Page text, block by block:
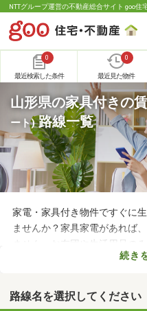
NTTグループ運営の不動産総合サイト goo住
0
最近検索した条件
0
最近見た物件
山形県の家具付きの
ート)路線一覧
家電・家具付き物件ですぐに
ませんか？家具家電があれば
ません。お布団や生活用品の
に始められます。ここでは、
見つけたら内見予約をしてみま
続き
路線名を選択してください